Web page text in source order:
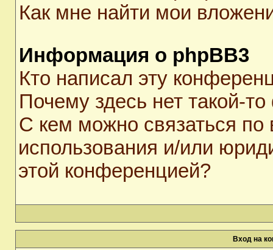
Как мне найти мои
Информация о phpBB3
Кто написал эту
Почему здесь нет такой-
С кем можно связаться по
использования и/или
этой конференцией?
Вход на